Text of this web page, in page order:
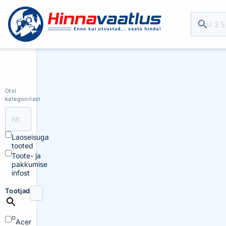
Otsi
kategooriast
Laoseisuga
tooted
Toote- ja
pakkumise
infost
Tootjad
Acer